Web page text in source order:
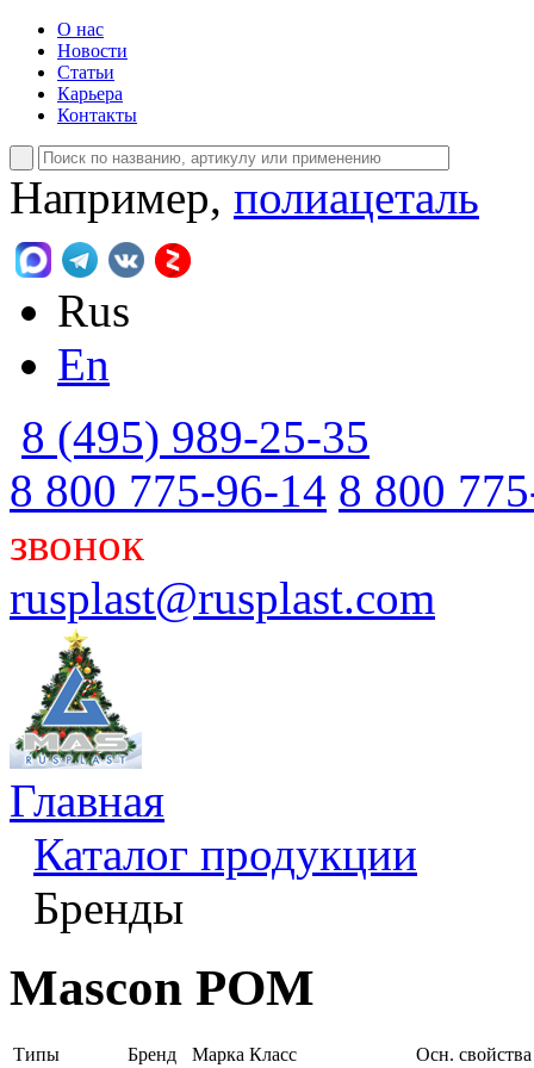
О нас
Новости
Статьи
Карьера
Контакты
Например, полиацеталь
Rus
En
8 (495) 989-25-35
8 800 775-96-14 8 800
звонок
rusplast@rusplast.com
Главная
Каталог продукции
Бренды
Mascon POM
Типы Бренд Марка Класс
Осн. свойства